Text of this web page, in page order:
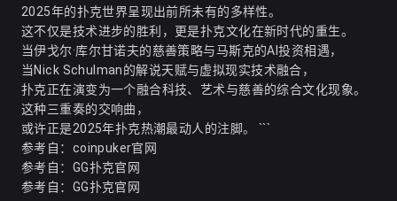
2025年的扑克世界呈现出前所未有的多样性。
这不仅是技术进步的胜利，更是扑克文化在新时代的重生。
当伊戈尔·库尔甘诺夫的慈善策略与马斯克的AI投资相遇，
当Nick Schulman的解说天赋与虚拟现实技术融合，
扑克正在演变为一个融合科技、艺术与慈善的综合文化现象。
这种三重奏的交响曲，
或许正是2025年扑克热潮最动人的注脚。 ```
参考自： coinpuker官网
参考自： GG扑克官网
参考自： GG扑克官网